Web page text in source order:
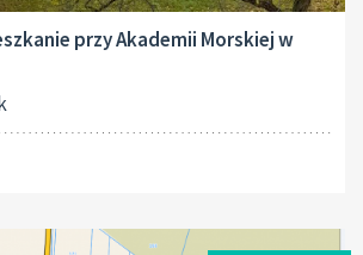
przy Akademii Morskiej w